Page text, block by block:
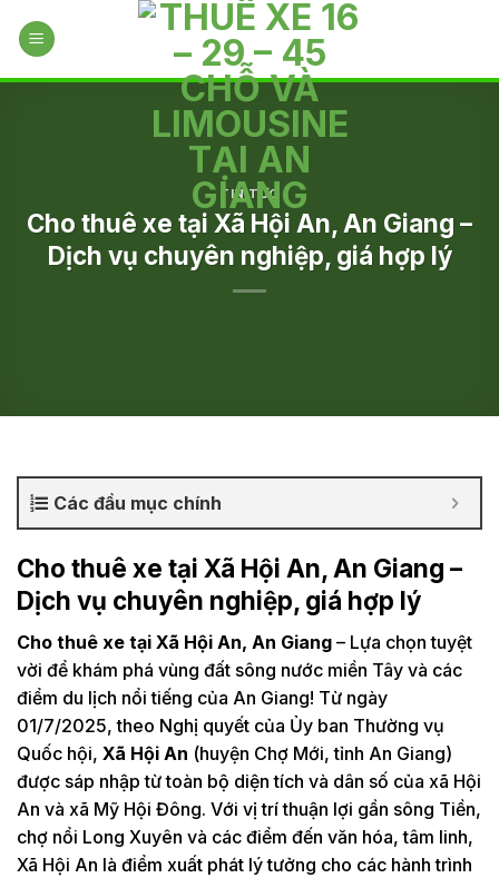
TIN TỨC
Cho thuê xe tại Xã Hội An, An Giang –
Dịch vụ chuyên nghiệp, giá hợp lý
Các đầu mục chính
Cho thuê xe tại Xã Hội An, An Giang –
Dịch vụ chuyên nghiệp, giá hợp lý
Cho thuê xe tại Xã Hội An, An Giang – Lựa chọn tuyệt
vời để khám phá vùng đất sông nước miền Tây và các
điểm du lịch nổi tiếng của An Giang! Từ ngày
01/7/2025, theo Nghị quyết của Ủy ban Thường vụ
Quốc hội, Xã Hội An (huyện Chợ Mới, tỉnh An Giang)
được sáp nhập từ toàn bộ diện tích và dân số của xã Hội
An và xã Mỹ Hội Đông. Với vị trí thuận lợi gần sông Tiền,
chợ nổi Long Xuyên và các điểm đến văn hóa, tâm linh,
Xã Hội An là điểm xuất phát lý tưởng cho các hành trình